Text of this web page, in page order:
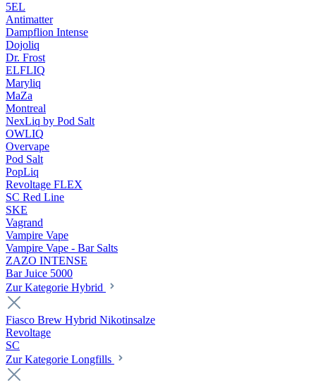
5EL
Antimatter
Dampflion Intense
Dojoliq
Dr. Frost
ELFLIQ
Maryliq
MaZa
Montreal
NexLiq by Pod Salt
OWLIQ
Overvape
Pod Salt
PopLiq
Revoltage FLEX
SC Red Line
SKE
Vagrand
Vampire Vape
Vampire Vape - Bar Salts
ZAZO INTENSE
Bar Juice 5000
Zur Kategorie Hybrid
Fiasco Brew Hybrid Nikotinsalze
Revoltage
SC
Zur Kategorie Longfills